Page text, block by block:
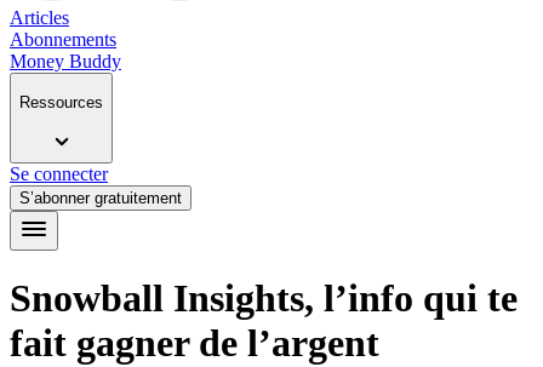
Articles
Abonnements
Money Buddy
Ressources
Se connecter
S’abonner gratuitement
Snowball Insights, l’info qui te
fait gagner de l’argent